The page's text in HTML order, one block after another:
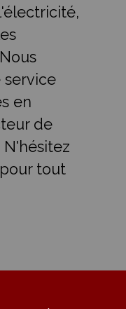
service
en
de
N'hésitez
tout